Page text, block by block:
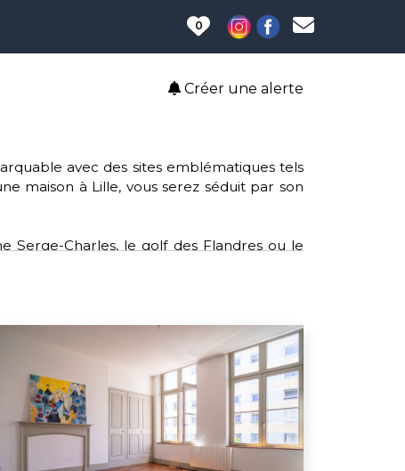
0
Créer une alerte
avec des sites emblématiques tels
maison à Lille, vous serez séduit par son
Serge-Charles, le golf des Flandres ou le
clubs tels que le rugby, le volley-ball et le
Lille soutient des causes telles que
et l'opération de broyage mobile pour
telles que la Braderie de Lille, la nuit des
dédiée aux aînés. Avec son riche réseau
Arts, le Grand Palais, le conservatoire